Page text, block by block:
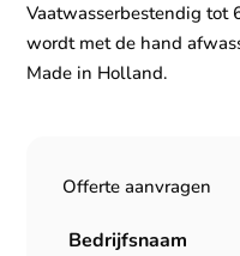
Vaatwasserbestendig tot
wordt met de hand
Made in Holland.
Offerte aanvragen
Bedrijfsnaam